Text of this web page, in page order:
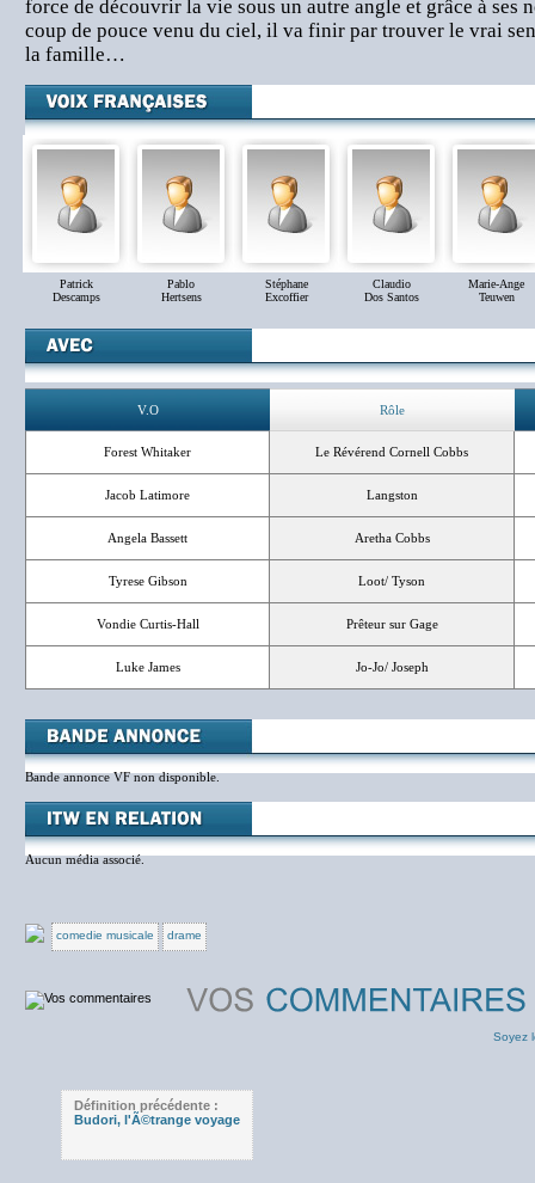
force de découvrir la vie sous un autre angle et grâce à ses
coup de pouce venu du ciel, il va finir par trouver le vrai
la famille…
Patrick
Descamps
Pablo
Hertsens
Stéphane
Excoffier
Claudio
Dos Santos
Marie-Ange
Teuwen
V.O Rôle
Forest Whitaker Le Révérend Cornell Cobbs
Jacob Latimore Langston
Angela Bassett Aretha Cobbs
Tyrese Gibson Loot/ Tyson
Vondie Curtis-Hall Prêteur sur Gage
Luke James Jo-Jo/ Joseph
Bande annonce VF non disponible.
Aucun média associé.
comedie musicale drame
Soyez
Définition précédente :
Budori, l'Ã©trange voyage